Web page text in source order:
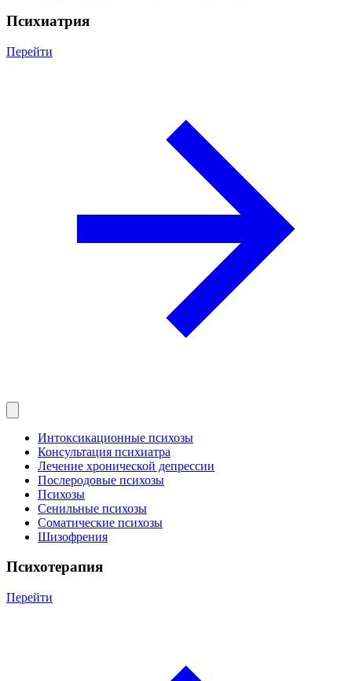
Психиатрия
Перейти
Интоксикационные психозы
Консультация психиатра
Лечение хронической депрессии
Послеродовые психозы
Психозы
Сенильные психозы
Соматические психозы
Шизофрения
Психотерапия
Перейти